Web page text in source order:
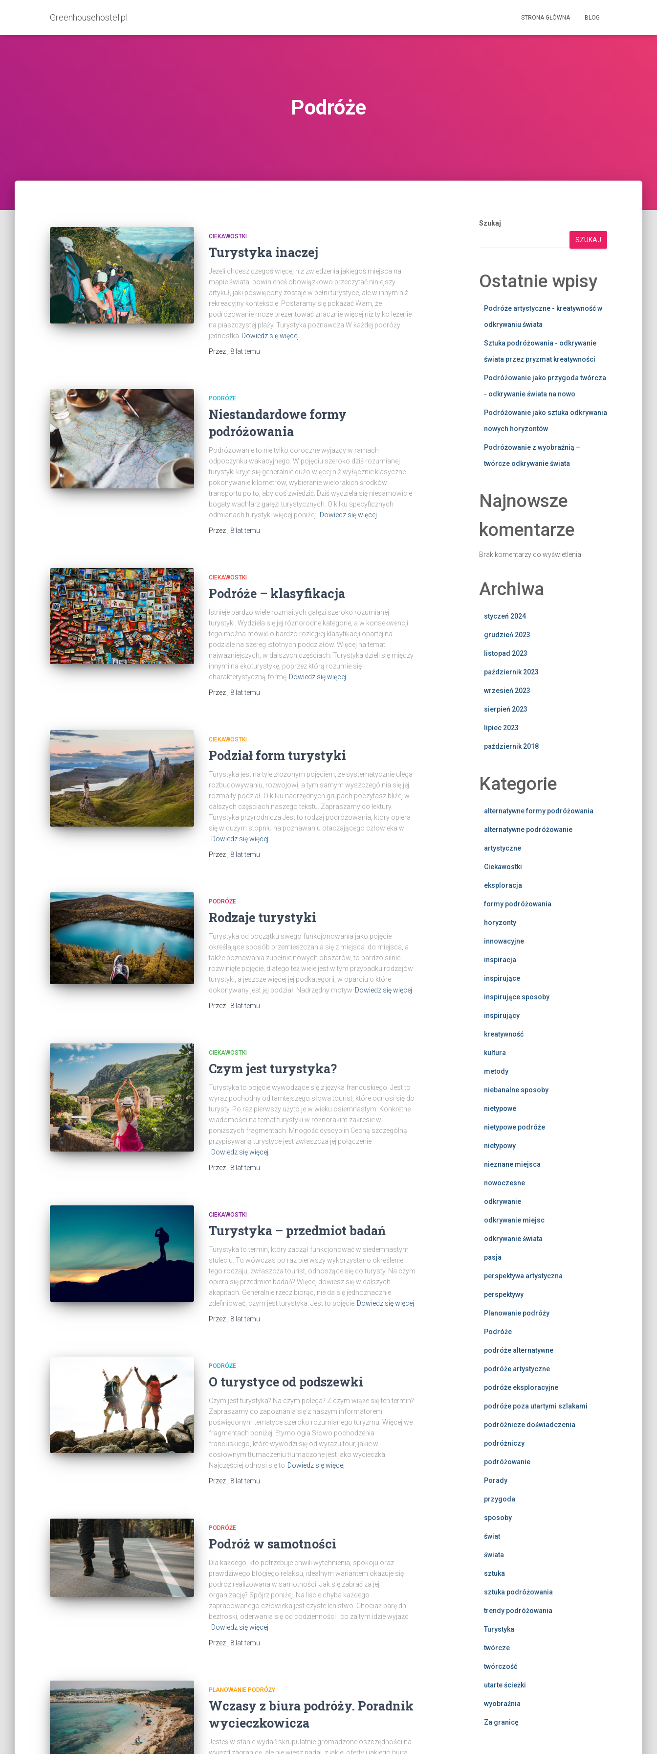
Greenhousehostel.pl STRONA GŁÓWNA BLOG
Podróże
CIEKAWOSTKI
Turystyka inaczej
Jeżeli chcesz czegoś więcej niż zwiedzenia jakiegoś miejsca na
mapie świata, powinieneś obowiązkowo przeczytać niniejszy
artykuł, jaki poświęcony zostaje w pełni turystyce, ale w innym niż
rekreacyjny kontekście. Postaramy się pokazać Wam, że
podróżowanie może prezentować znacznie więcej niż tylko leżenie
na piaszczystej plaży. Turystyka poznawcza W każdej podróży
jednostka Dowiedz się więcej
Przez
8 lattemu
PODRÓŻE
Niestandardowe formy
podróżowania
Podróżowanie to nie tylko coroczne wyjazdy w ramach
odpoczynku wakacyjnego. W pojęciu szeroko dziś rozumianej
turystyki kryje się generalnie dużo więcej niż wyłącznie klasyczne
pokonywanie kilometrów, wybieranie wielorakich środków
transportu po to, aby coś zwiedzić. Dziś wydziela się niesamowicie
bogaty wachlarz gałęzi turystycznych. O kilku specyficznych
odmianach turystyki więcej poniżej.
Dowiedz się więcej
Przez
8 lattemu
CIEKAWOSTKI
Podróże – klasyfikacja
Istnieje bardzo wiele rozmaitych gałęzi szeroko rozumianej
turystyki. Wydziela się jej różnorodne kategorie, a w konsekwencji
tego można mówić o bardzo rozległej klasyfikacji opartej na
podziale na szereg istotnych poddziałów. Więcej na temat
najważniejszych, w dalszych częściach. Turystyka dzieli się między
innymi na ekoturystykę, poprzez którą rozumie się
charakterystyczną formę Dowiedz się więcej
Przez
8 lattemu
CIEKAWOSTKI
Podział form turystyki
Turystyka jest na tyle złożonym pojęciem, że systematycznie ulega
rozbudowywaniu, rozwojowi, a tym samym wyszczególnia się jej
rozmaity podział. O kilku nadrzędnych grupach poczytasz bliżej w
dalszych częściach naszego tekstu. Zapraszamy do lektury.
Turystyka przyrodnicza Jest to rodzaj podróżowania, który opiera
się w dużym stopniu na poznawaniu otaczającego człowieka w
Dowiedz się więcej
Przez
8 lattemu
PODRÓŻE
Rodzaje turystyki
Turystyka od początku swego funkcjonowania jako pojęcie
określające sposób przemieszczania się z miejsca do miejsca, a
także poznawania zupełnie nowych obszarów, to bardzo silnie
rozwinięte pojęcie, dlatego też wiele jest w tym przypadku rodzajów
turystyki, a jeszcze więcej jej podkategorii, w oparciu o które
dokonywany jest jej podział. Nadrzędny motyw Dowiedz się więcej
Przez
8 lattemu
CIEKAWOSTKI
Czym jest turystyka?
Turystyka to pojęcie wywodzące się z języka francuskiego. Jest to
wyraz pochodny od tamtejszego słowa tourist, które odnosi się do
turysty. Po raz pierwszy użyto je w wieku osiemnastym. Konkretne
wiadomości na temat turystyki w różnorakim zakresie w
poniższych fragmentach. Mnogość dyscyplin Cechą szczególną
przypisywaną turystyce jest zwłaszcza jej połączenie
Dowiedz się więcej
Przez
8 lattemu
CIEKAWOSTKI
Turystyka – przedmiot badań
Turystyka to termin, który zaczął funkcjonować w siedemnastym
stuleciu. To wówczas po raz pierwszy wykorzystano określenie
tego rodzaju, zwłaszcza tourist, odnoszące się do turysty. Na czym
opiera się przedmiot badań? Więcej dowiesz się w dalszych
akapitach. Generalnie rzecz biorąc, nie da się jednoznacznie
zdefiniować, czym jest turystyka. Jest to pojęcie Dowiedz się więcej
Przez
8 lattemu
PODRÓŻE
O turystyce od podszewki
Czym jest turystyka? Na czym polega? Z czym wiąże się ten termin?
Zapraszamy do zapoznania się z naszym informatorem
poświęconym tematyce szeroko rozumianego turyzmu. Więcej we
fragmentach poniżej. Etymologia Słowo pochodzenia
francuskiego, które wywodzi się od wyrazu tour, jakie w
dosłownym tłumaczeniu tłumaczone jest jako wycieczka.
Najczęściej odnosi się to Dowiedz się więcej
Przez
8 lattemu
PODRÓŻE
Podróż w samotności
Dla każdego, kto potrzebuje chwili wytchnienia, spokoju oraz
prawdziwego błogiego relaksu, idealnym wariantem okazuje się
podróż realizowana w samotności. Jak się zabrać za jej
organizację? Spójrz poniżej. Na liście chyba każdego
zapracowanego człowieka jest czyste lenistwo. Chociaż parę dni
beztroski, oderwania się od codzienności i co za tym idzie wyjazd
Dowiedz się więcej
Przez
8 lattemu
PLANOWANIE PODRÓŻY
Wczasy z biura podróży. Poradnik
wycieczkowicza
Jesteś w stanie wydać skrupulatnie gromadzone oszczędności na
Szukaj
SZUKAJ
Ostatnie wpisy
Podróże artystyczne - kreatywność w
odkrywaniu świata
Sztuka podróżowania - odkrywanie
świata przez pryzmat kreatywności
Podróżowanie jako przygoda twórcza
- odkrywanie świata na nowo
Podróżowanie jako sztuka odkrywania
nowych horyzontów
Podróżowanie z wyobraźnią –
twórcze odkrywanie świata
Najnowsze
komentarze
Brak komentarzy do wyświetlenia.
Archiwa
styczeń 2024
grudzień 2023
listopad 2023
październik 2023
wrzesień 2023
sierpień 2023
lipiec 2023
październik 2018
Kategorie
alternatywne formy podróżowania
alternatywne podróżowanie
artystyczne
Ciekawostki
eksploracja
formy podróżowania
horyzonty
innowacyjne
inspiracja
inspirujące
inspirujące sposoby
inspirujący
kreatywność
kultura
metody
niebanalne sposoby
nietypowe
nietypowe podróże
nietypowy
nieznane miejsca
nowoczesne
odkrywanie
odkrywanie miejsc
odkrywanie świata
pasja
perspektywa artystyczna
perspektywy
Planowanie podróży
Podróże
podróże alternatywne
podróże artystyczne
podróże eksploracyjne
podróże poza utartymi szlakami
podróżnicze doświadczenia
podróżniczy
podróżowanie
Porady
przygoda
sposoby
świat
świata
sztuka
sztuka podróżowania
trendy podróżowania
Turystyka
twórcze
twórczość
utarte ścieżki
wyobraźnia
Za granicę